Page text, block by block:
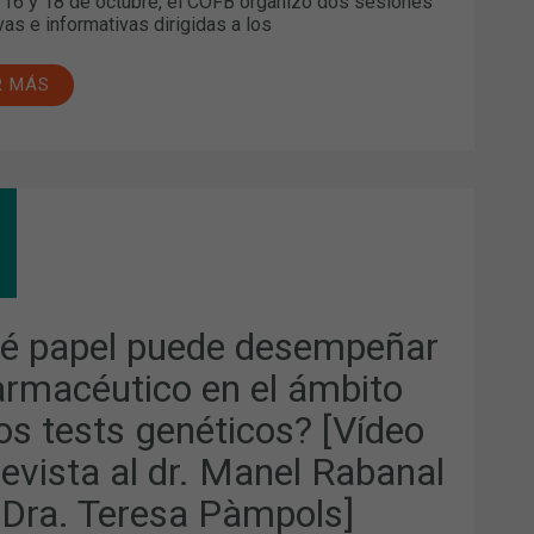
e informativas dirigidas a los
MÁS
papel puede desempeñar
en el ámbito
tests genéticos? [Vídeo
al dr. Manel Rabanal
Teresa Pàmpols]